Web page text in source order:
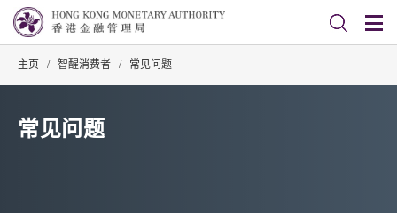
主页 / 智醒消费者 / 常见问题
常见问题